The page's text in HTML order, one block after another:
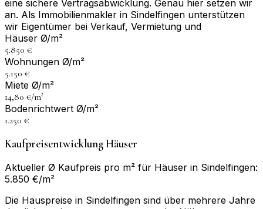
eine sichere Vertragsabwicklung. Genau hier setzen wir
an. Als Immobilienmakler in Sindelfingen unterstützen
wir Eigentümer bei Verkauf, Vermietung und
Häuser Ø/m²
5.850 €
Wohnungen Ø/m²
5.150 €
Miete Ø/m²
14,80 €/m²
Bodenrichtwert Ø/m²
1.250 €
Kaufpreisentwicklung Häuser
Aktueller Ø Kaufpreis pro m² für Häuser in Sindelfingen:
5.850 €/m²
Die Hauspreise in Sindelfingen sind über mehrere Jahre